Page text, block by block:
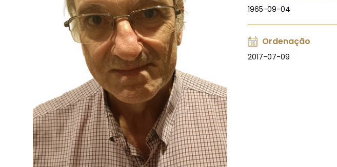
1965-09-04
Ordenação
2017-07-09